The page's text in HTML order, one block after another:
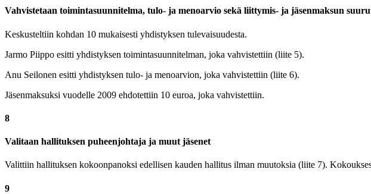
Vahvistetaan toimintasuunnitelma, tulo- ja menoarvio sekä liittymis- ja jäsenmaksun
Keskusteltiin kohdan 10 mukaisesti yhdistyksen tulevaisuudesta.
Jarmo Piippo esitti yhdistyksen toimintasuunnitelman, joka vahvistettiin (liite 5).
Anu Seilonen esitti yhdistyksen tulo- ja menoarvion, joka vahvistettiin (liite 6).
Jäsenmaksuksi vuodelle 2009 ehdotettiin 10 euroa, joka vahvistettiin.
8
Valitaan hallituksen puheenjohtaja ja muut jäsenet
Valittiin hallituksen kokoonpanoksi edellisen kauden hallitus ilman muutoksia (liite 7).
9